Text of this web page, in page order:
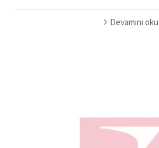
Devamını oku